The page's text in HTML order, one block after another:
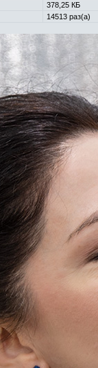
378,25 КБ
14513 раз(а)